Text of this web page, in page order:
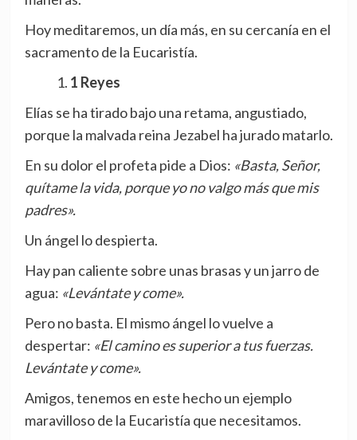
Hoy meditaremos, un día más, en su cercanía en el
sacramento de la Eucaristía.
1 Reyes
Elías se ha tirado bajo una retama, angustiado,
porque la malvada reina Jezabel ha jurado matarlo.
En su dolor el profeta pide a Dios: «Basta, Señor,
quítame la vida, porque yo no valgo más que mis
padres».
Un ángel lo despierta.
Hay pan caliente sobre unas brasas y un jarro de
agua: «Levántate y come».
Pero no basta. El mismo ángel lo vuelve a
despertar: «El camino es superior a tus fuerzas.
Levántate y come».
Amigos, tenemos en este hecho un ejemplo
maravilloso de la Eucaristía que necesitamos.